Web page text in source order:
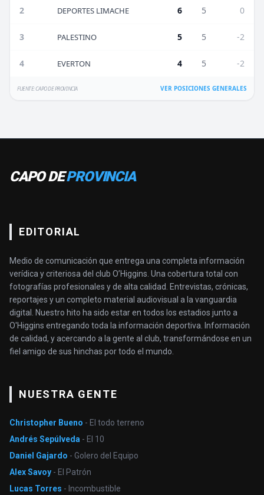
2 DEPORTES LIMACHE 6 5 0
3 PALESTINO 5 5 -2
4 EVERTON 4 5 -2
FUENTE: CAPO DE PROVINCIA VER POSICIONES GENERALES
CAPO DEPROVINCIA
EDITORIAL
Medio de comunicación que entrega una completa información
verídica y criteriosa del club O’Higgins. Una cobertura total con
fotografías profesionales y de alta calidad. Entrevistas, crónicas,
reportajes y un completo material audiovisual a la vanguardia
digital. Nuestro hito ha sido estar en todos los estadios junto a
O'Higgins entregando toda la información deportiva. Información
de calidad, y acercando a la gente al club, transformándose en un
fiel amigo de sus hinchas por todo el mundo.
NUESTRA GENTE
Christopher Bueno - El todo terreno
Andrés Sepúlveda - El 10
Daniel Gajardo - Golero del Equipo
Alex Savoy - El Patrón
Lucas Torres - Incombustible